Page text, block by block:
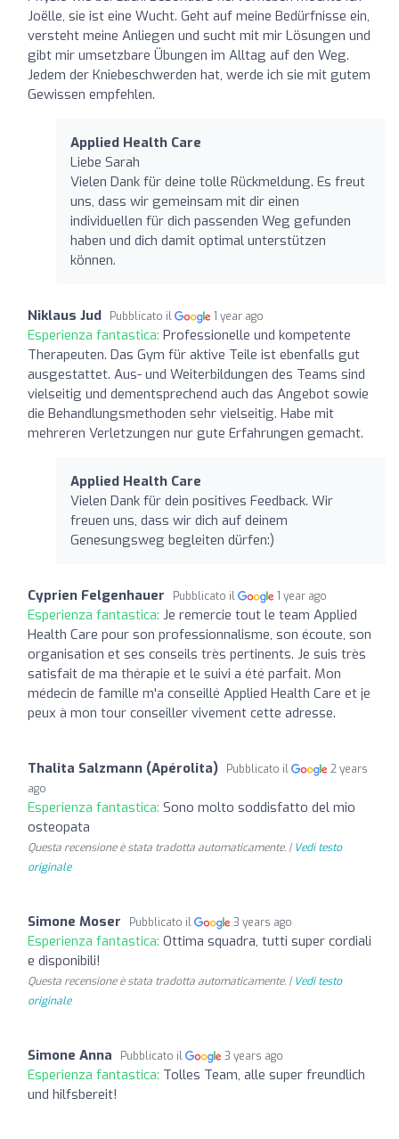
Joëlle, sie ist eine Wucht. Geht auf meine Bedürfnisse ein,
versteht meine Anliegen und sucht mit mir Lösungen und
gibt mir umsetzbare Übungen im Alltag auf den Weg.
Jedem der Kniebeschwerden hat, werde ich sie mit gutem
Gewissen empfehlen.
Applied Health Care
Liebe Sarah
Vielen Dank für deine tolle Rückmeldung. Es freut
uns, dass wir gemeinsam mit dir einen
individuellen für dich passenden Weg gefunden
haben und dich damit optimal unterstützen
können.
Niklaus Jud Pubblicato il 1 year ago
Esperienza fantastica: Professionelle und kompetente
Therapeuten. Das Gym für aktive Teile ist ebenfalls gut
ausgestattet. Aus- und Weiterbildungen des Teams sind
vielseitig und dementsprechend auch das Angebot sowie
die Behandlungsmethoden sehr vielseitig. Habe mit
mehreren Verletzungen nur gute Erfahrungen gemacht.
Applied Health Care
Vielen Dank für dein positives Feedback. Wir
freuen uns, dass wir dich auf deinem
Genesungsweg begleiten dürfen:)
Cyprien Felgenhauer Pubblicato il 1 year ago
Esperienza fantastica: Je remercie tout le team Applied
Health Care pour son professionnalisme, son écoute, son
organisation et ses conseils très pertinents. Je suis très
satisfait de ma thérapie et le suivi a été parfait. Mon
médecin de famille m'a conseillé Applied Health Care et je
peux à mon tour conseiller vivement cette adresse.
Thalita Salzmann (Apérolita) Pubblicato il
2 years
ago
Esperienza fantastica: Sono molto soddisfatto del mio
osteopata
Questa recensione è stata tradotta automaticamente. | Vedi testo
originale
Simone Moser Pubblicato il 3 years ago
Esperienza fantastica: Ottima squadra, tutti super cordiali
e disponibili!
Questa recensione è stata tradotta automaticamente. | Vedi testo
originale
Simone Anna Pubblicato il 3 years ago
Esperienza fantastica: Tolles Team, alle super freundlich
und hilfsbereit!